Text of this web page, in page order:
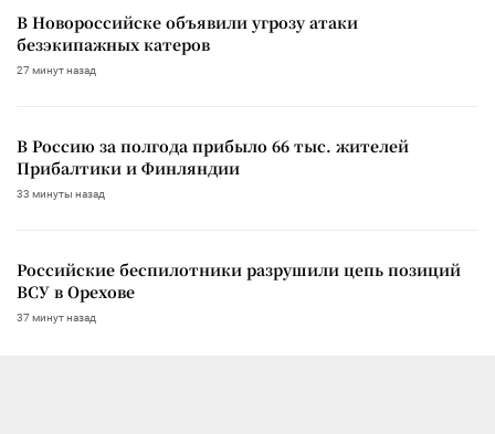
В Новороссийске объявили угрозу атаки
безэкипажных катеров
27 минут назад
В Россию за полгода прибыло 66 тыс. жителей
Прибалтики и Финляндии
33 минуты назад
Российские беспилотники разрушили цепь позиций
ВСУ в Орехове
37 минут назад